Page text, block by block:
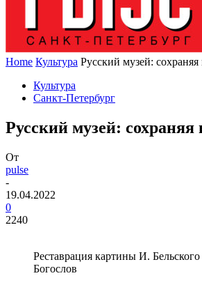
Home Культура Русский музей:
Культура
Санкт-Петербург
Русский музей: сохраняя
От
pulse
-
19.04.2022
0
2240
Реставрация картины И.
Богослов